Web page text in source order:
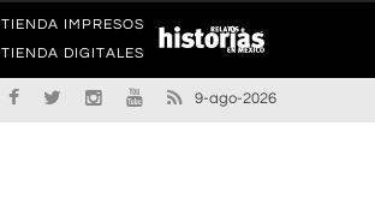
TIENDA IMPRESOS
TIENDA DIGITALES
9-ago-2026